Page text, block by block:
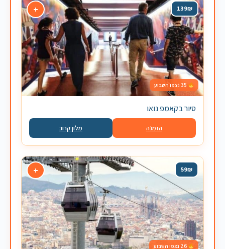
+ 139₪
סיור בקאמפ נואו
הזמנה מלון קרוב
+ 59₪